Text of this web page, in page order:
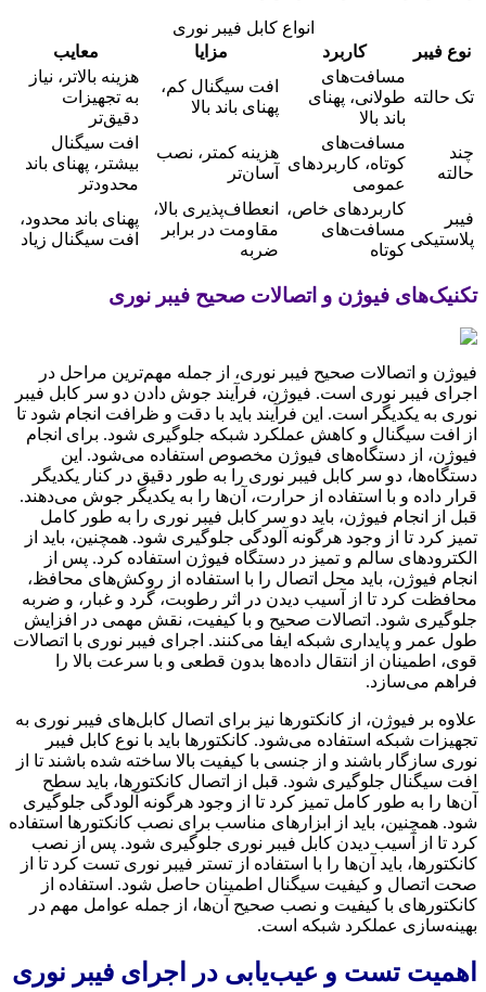
انواع کابل فیبر نوری
نوع فیبر
کاربرد مزایا معایب
تک حالته
مسافت‌های
طولانی، پهنای
باند بالا
افت سیگنال کم،
پهنای باند بالا
هزینه بالاتر، نیاز
به تجهیزات
دقیق‌تر
چند
حالته
مسافت‌های
کوتاه، کاربردهای
عمومی
هزینه کمتر، نصب
آسان‌تر
افت سیگنال
بیشتر، پهنای باند
محدودتر
فیبر
پلاستیکی
کاربردهای خاص،
مسافت‌های
کوتاه
انعطاف‌پذیری بالا،
مقاومت در برابر
ضربه
پهنای باند محدود،
افت سیگنال زیاد
تکنیک‌های فیوژن و اتصالات صحیح فیبر نوری
فیوژن و اتصالات صحیح فیبر نوری، از جمله مهم‌ترین مراحل در
اجرای فیبر نوری است. فیوژن، فرآیند جوش دادن دو سر کابل فیبر
نوری به یکدیگر است. این فرآیند باید با دقت و ظرافت انجام شود تا
از افت سیگنال و کاهش عملکرد شبکه جلوگیری شود. برای انجام
فیوژن، از دستگاه‌های فیوژن مخصوص استفاده می‌شود. این
دستگاه‌ها، دو سر کابل فیبر نوری را به طور دقیق در کنار یکدیگر
قرار داده و با استفاده از حرارت، آن‌ها را به یکدیگر جوش می‌دهند.
قبل از انجام فیوژن، باید دو سر کابل فیبر نوری را به طور کامل
تمیز کرد تا از وجود هرگونه آلودگی جلوگیری شود. همچنین، باید از
الکترودهای سالم و تمیز در دستگاه فیوژن استفاده کرد. پس از
انجام فیوژن، باید محل اتصال را با استفاده از روکش‌های محافظ،
محافظت کرد تا از آسیب دیدن در اثر رطوبت، گرد و غبار، و ضربه
جلوگیری شود. اتصالات صحیح و با کیفیت، نقش مهمی در افزایش
طول عمر و پایداری شبکه ایفا می‌کنند. اجرای فیبر نوری با اتصالات
قوی، اطمینان از انتقال داده‌ها بدون قطعی و با سرعت بالا را
فراهم می‌سازد.
علاوه بر فیوژن، از کانکتورها نیز برای اتصال کابل‌های فیبر نوری به
تجهیزات شبکه استفاده می‌شود. کانکتورها باید با نوع کابل فیبر
نوری سازگار باشند و از جنسی با کیفیت بالا ساخته شده باشند تا از
افت سیگنال جلوگیری شود. قبل از اتصال کانکتورها، باید سطح
آن‌ها را به طور کامل تمیز کرد تا از وجود هرگونه آلودگی جلوگیری
شود. همچنین، باید از ابزارهای مناسب برای نصب کانکتورها استفاده
کرد تا از آسیب دیدن کابل فیبر نوری جلوگیری شود. پس از نصب
کانکتورها، باید آن‌ها را با استفاده از تستر فیبر نوری تست کرد تا از
صحت اتصال و کیفیت سیگنال اطمینان حاصل شود. استفاده از
کانکتورهای با کیفیت و نصب صحیح آن‌ها، از جمله عوامل مهم در
بهینه‌سازی عملکرد شبکه است.
اهمیت تست و عیب‌یابی در اجرای فیبر نوری